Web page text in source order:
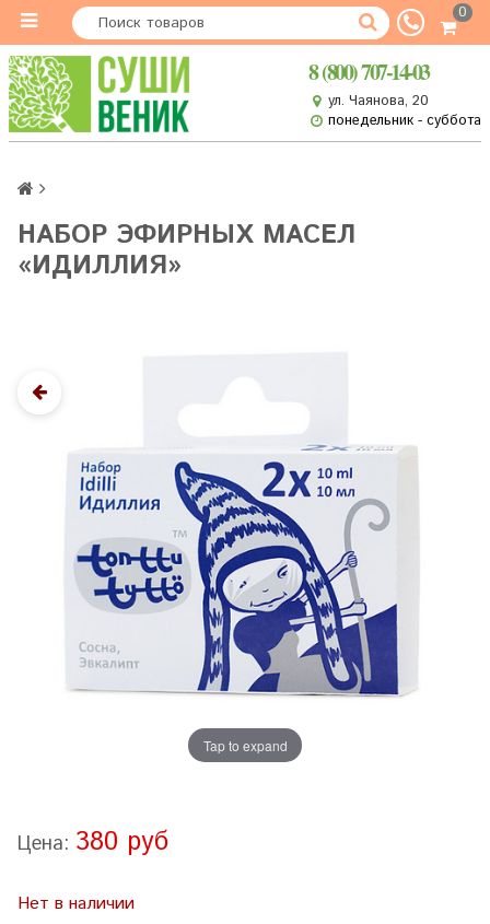
0
8 (800) 707-14-03
ул. Чаянова, 20
понедельник - суббота
НАБОР ЭФИРНЫХ МАСЕЛ
«ИДИЛЛИЯ»
Tap to expand
Цена: 380 руб
Нет в наличии